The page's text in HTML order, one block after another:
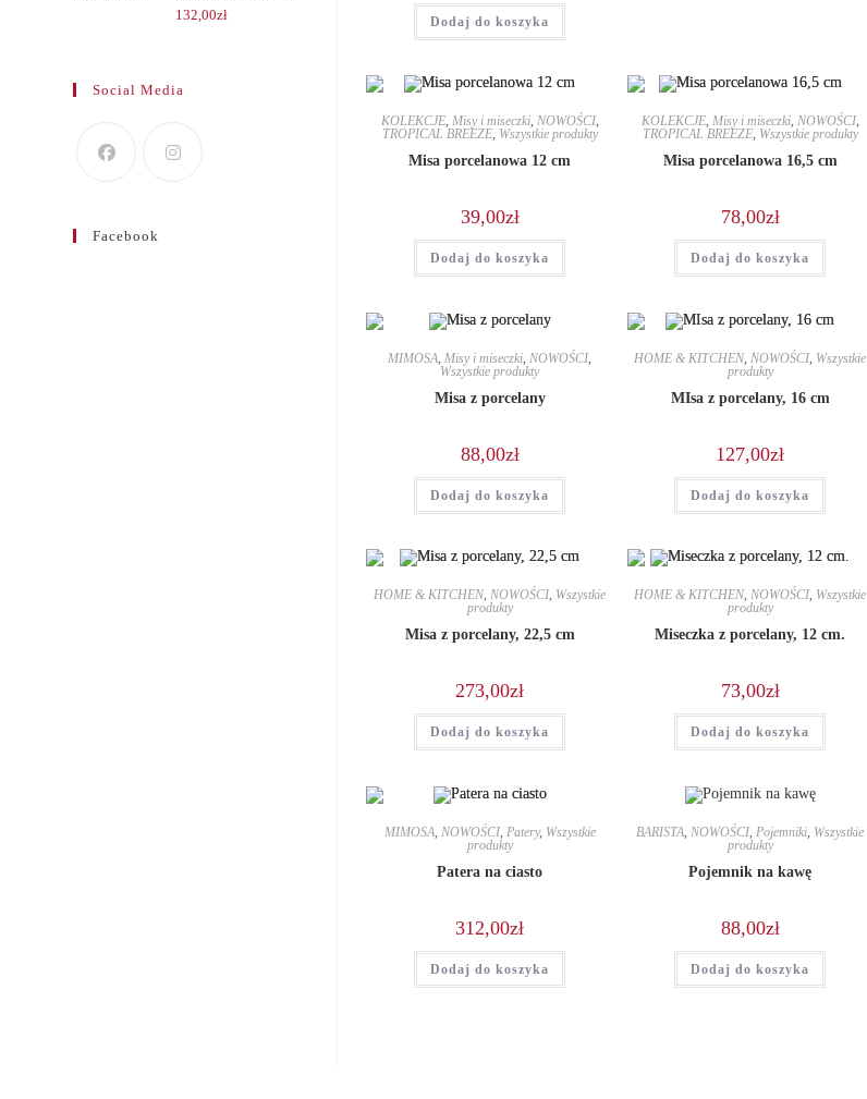
Dodaj do koszyka
KOLEKCJE, Misy i miseczki, NOWOŚCI,
TROPICAL BREEZE, Wszystkie produkty
Misa porcelanowa 12 cm
39,00zł
Dodaj do koszyka
KOLEKCJE, Misy i miseczki, NOWOŚCI,
TROPICAL BREEZE, Wszystkie produkty
Misa porcelanowa 16,5 cm
78,00zł
Dodaj do koszyka
MIMOSA,Misy i miseczki,NOWOŚCI,
Wszystkie produkty
Misa z porcelany
88,00zł
Dodaj do koszyka
HOME & KITCHEN,NOWOŚCI, Wszystkie
produkty
MIsa z porcelany, 16 cm
127,00zł
Dodaj do koszyka
HOME & KITCHEN,NOWOŚCI, Wszystkie
produkty
Misa z porcelany, 22,5 cm
273,00zł
Dodaj do koszyka
HOME & KITCHEN,NOWOŚCI, Wszystkie
produkty
Miseczka z porcelany, 12 cm.
73,00zł
Dodaj do koszyka
MIMOSA, NOWOŚCI, Patery, Wszystkie
produkty
Patera na ciasto
312,00zł
Dodaj do koszyka
BARISTA,NOWOŚCI,Pojemniki, Wszystkie
produkty
Pojemnik na kawę
88,00zł
Dodaj do koszyka
132,00zł
Social Media
Facebook